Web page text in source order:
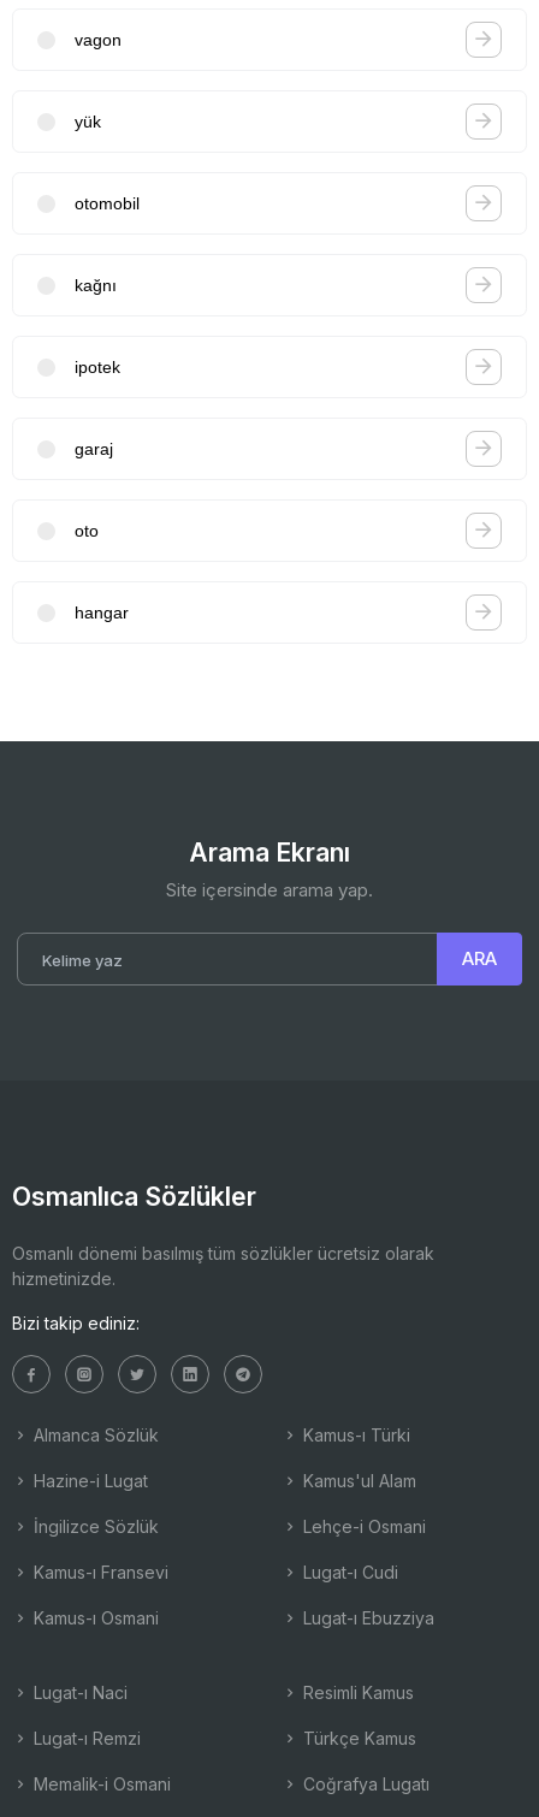
vagon
yük
otomobil
kağnı
ipotek
garaj
oto
hangar
Arama Ekranı
Site içersinde arama yap.
Osmanlıca Sözlükler
Osmanlı dönemi basılmış tüm sözlükler ücretsiz olarak
hizmetinizde.
Bizi takip ediniz:
Almanca Sözlük
Hazine-i Lugat
İngilizce Sözlük
Kamus-ı Fransevi
Kamus-ı Osmani
Kamus-ı Türki
Kamus'ul Alam
Lehçe-i Osmani
Lugat-ı Cudi
Lugat-ı Ebuzziya
Lugat-ı Naci
Lugat-ı Remzi
Memalik-i Osmani
Resimli Kamus
Türkçe Kamus
Coğrafya Lugatı